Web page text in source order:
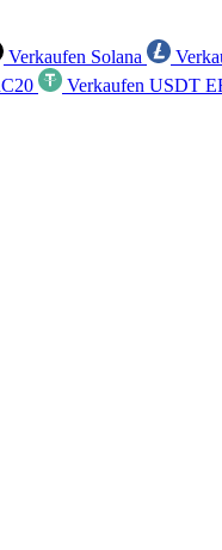
Verkaufen Solana
Verkaufen USDT